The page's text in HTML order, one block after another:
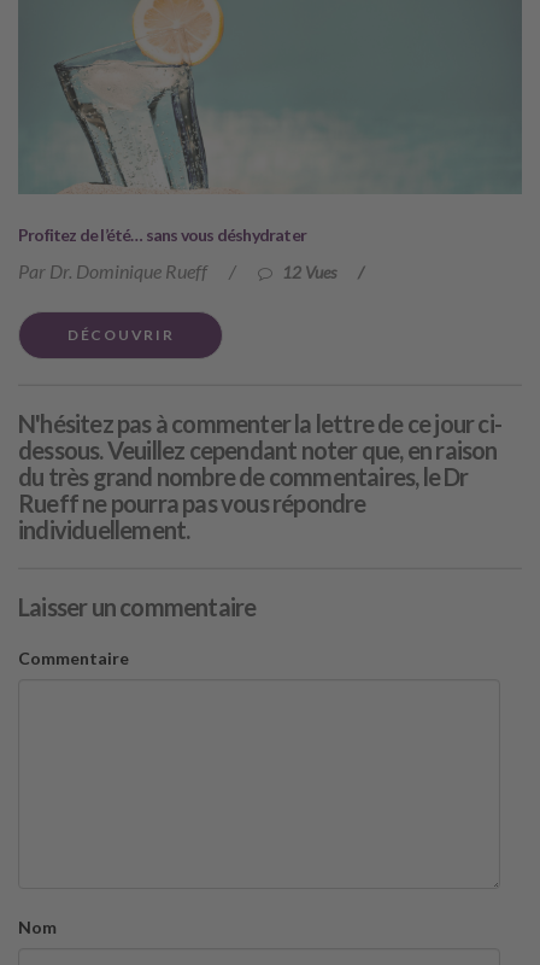
Profitez de l’été… sans vous déshydrater
Par Dr. Dominique Rueff / 12 Vues /
DÉCOUVRIR
N'hésitez pas à commenter la lettre de ce jour ci-
dessous. Veuillez cependant noter que, en raison
du très grand nombre de commentaires, le Dr
Rueff ne pourra pas vous répondre
individuellement.
Laisser un commentaire
Commentaire
Nom